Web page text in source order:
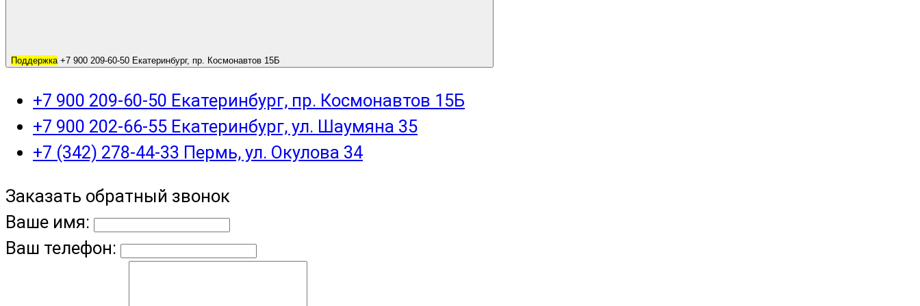
Поддержка +7 900 209-60-50 Екатеринбург, пр. Космонавтов 15Б
+7 900 209-60-50 Екатеринбург, пр. Космонавтов 15Б
+7 900 202-66-55 Екатеринбург, ул. Шаумяна 35
+7 (342) 278-44-33 Пермь, ул. Окулова 34
Заказать обратный звонок
Ваше имя:
Ваш телефон: